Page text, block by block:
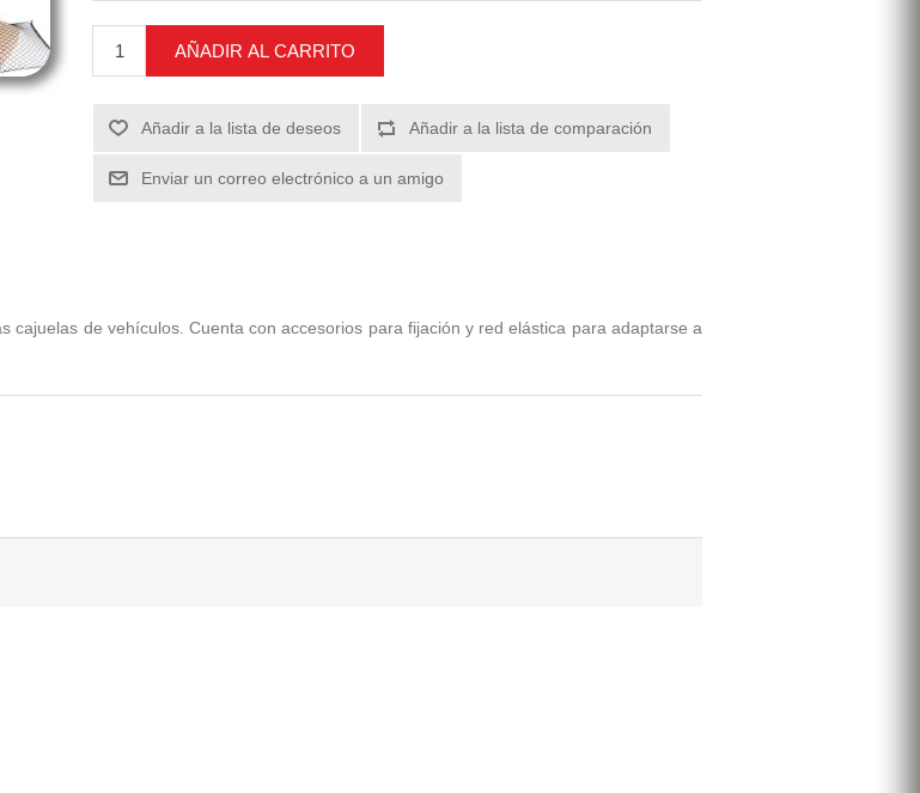
AÑADIR AL CARRITO
Añadir a la lista de deseos Añadir a la lista de comparación
Enviar un correo electrónico a un amigo
cajuelas de vehículos. Cuenta con accesorios para fijación y red elástica para adaptarse a